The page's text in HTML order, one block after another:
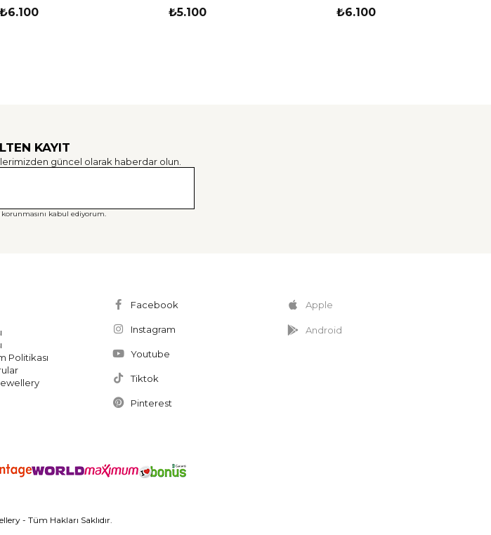
₺6.100 ₺5.100 ₺6.100
KAYIT
güncel olarak haberdar olun.
korunmasını kabul ediyorum.
Politikası
Facebook
Instagram
Youtube
Tiktok
Pinterest
Apple
Android
- Tüm Hakları Saklıdır.